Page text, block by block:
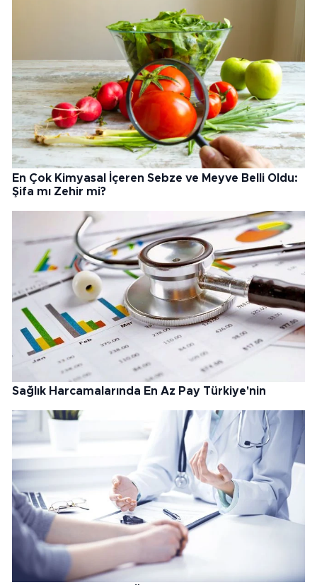
En Çok Kimyasal İçeren Sebze ve Meyve Belli Oldu:
Şifa mı Zehir mi?
Sağlık Harcamalarında En Az Pay Türkiye'nin